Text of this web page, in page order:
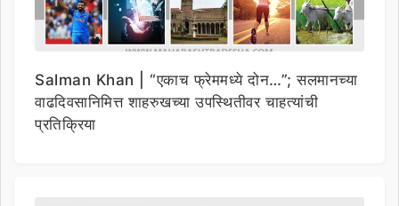
Salman Khan | “एकाच फ्रेममध्ये दोन…”; सलमानच्या
वाढदिवसानिमित्त शाहरुखच्या उपस्थितीवर चाहत्यांची
प्रतिक्रिया